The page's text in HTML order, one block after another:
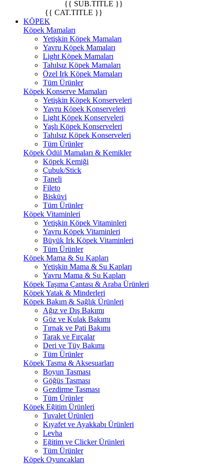
{{ SUB.TITLE }}
{{ CAT.TITLE }}
KÖPEK
Köpek Mamaları
Yetişkin Köpek Mamaları
Yavru Köpek Mamaları
Light Köpek Mamaları
Tahılsız Köpek Mamaları
Özel Irk Köpek Mamaları
Tüm Ürünler
Köpek Konserve Mamaları
Yetişkin Köpek Konserveleri
Yavru Köpek Konserveleri
Light Köpek Konserveleri
Yaşlı Köpek Konserveleri
Tahılsız Köpek Konserveleri
Tüm Ürünler
Köpek Ödül Mamaları & Kemikler
Köpek Kemiği
Çubuk/Stick
Taneli
Fileto
Bisküvi
Tüm Ürünler
Köpek Vitaminleri
Yetişkin Köpek Vitaminleri
Yavru Köpek Vitaminleri
Büyük Irk Köpek Vitaminleri
Tüm Ürünler
Köpek Mama & Su Kapları
Yetişkin Mama & Su Kapları
Yavru Mama & Su Kapları
Köpek Taşıma Çantası & Araba Ürünleri
Köpek Yatak & Minderleri
Köpek Bakım & Sağlık Ürünleri
Ağız ve Dış Bakımı
Göz ve Kulak Bakımı
Tırnak ve Pati Bakımı
Tarak ve Fırçalar
Deri ve Tüy Bakımı
Tüm Ürünler
Köpek Tasma & Aksesuarları
Boyun Tasması
Göğüs Tasması
Gezdirme Tasması
Tüm Ürünler
Köpek Eğitim Ürünleri
Tuvalet Ürünleri
Kıyafet ve Ayakkabı Ürünleri
Levha
Eğitim ve Clicker Ürünleri
Tüm Ürünler
Köpek Oyuncakları